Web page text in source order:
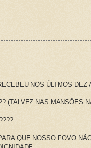
NOS ÚLTMOS DEZ
(TALVEZ NAS MANSÕES
QUE NOSSO POVO